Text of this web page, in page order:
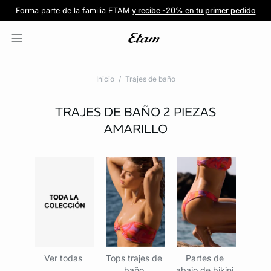
-20% en tu primera ordenal iniciar sesión
Beneficio exclusivo para clientes nuevos Únete a ETAM
Forma parte de la familia ETAM y recibe -20% en tu primer pedido
Envío gratisen compras de $1599
Inicio Trajes de baño
TRAJES DE BAÑO 2 PIEZAS
AMARILLO
Ver todas
Tops trajes de
Partes de